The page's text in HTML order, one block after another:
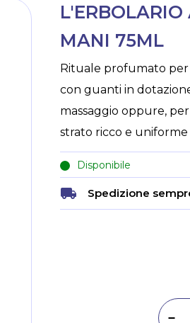
MANI 75ML
Rituale profumato
con guanti in
massaggio oppure,
strato ricco e
Disponibile
Spedizione
to
beginning
images
gallery